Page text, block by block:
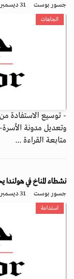
جسور بوست 31 ديسمبر 2023 - 10:58
اتجاهات
- توسيع الاستفادة
وتعديل مدونة
متابعة القراءة ...
نشطاء المناخ في
جسور بوست 31 ديسمبر 2023 - 10:56
استدامة